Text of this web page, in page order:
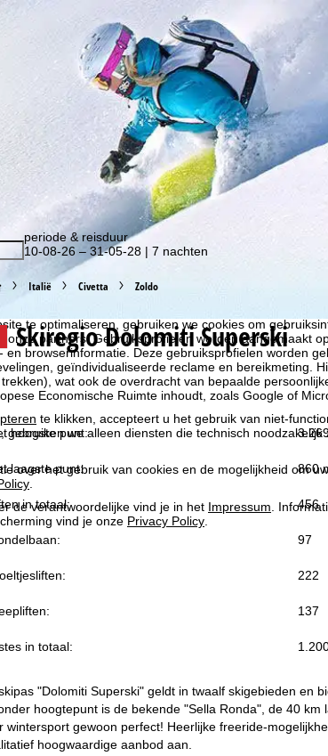
te optimaliseren, gebruiken we cookies om
onze partners. Gebruiksprofielen worden aangemaakt
en browserinformatie. Deze gebruiksprofielen worden
geïndividualiseerde reclame en bereikmeting.
wat ook de overdracht van bepaalde
Economische Ruimte inhoudt, zoals Google of
te klikken, accepteert u het gebruik van niet-
gebruiken we alleen diensten die technisch
over het gebruik van cookies en de mogelijkheid om
de verantwoordelijke vind je in het Impressum .
vind je onze Privacy Policy
op de hoogte van onze kortingsacties!
periode & reisduur
10-08-26 – 31-05-28 | 7 nachten
S
t
a
r
t
p
a
g
i
n
a
Italië Civetta Zoldo
Skiregio Dolomiti Superski
hoogste punt:
laagste punt: 860
in totaal: 456
97
222
137
in totaal:
"Dolomiti Superski" geldt in twaalf skigebieden en
hoogtepunt is de bekende "Sella Ronda", de 40
wintersport gewoon perfect! Heerlijke freeride-
hoogwaardige aanbod aan.